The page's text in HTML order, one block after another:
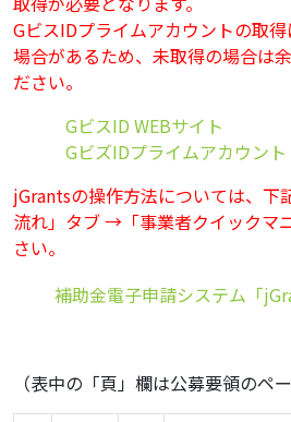
GビスIDプライムアカウントの取
場合があるため、未取得の場合は
ださい。
GビスID WEBサイト
GビズIDプライムアカウント
jGrantsの操作方法については、下
流れ」タブ →「事業者クイックマ
さい。
補助金電子申請システム「
（表中の「頁」欄は公募要領のペー